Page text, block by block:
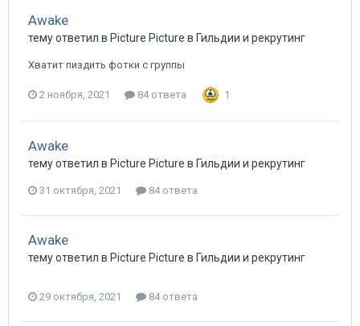
Awake
тему ответил в Picture Picture в Гильдии и рекрутинг
Хватит пиздить фотки с группы
2 ноября, 2021 84 ответа 1
Awake
тему ответил в Picture Picture в Гильдии и рекрутинг
31 октября, 2021 84 ответа
Awake
тему ответил в Picture Picture в Гильдии и рекрутинг
29 октября, 2021 84 ответа